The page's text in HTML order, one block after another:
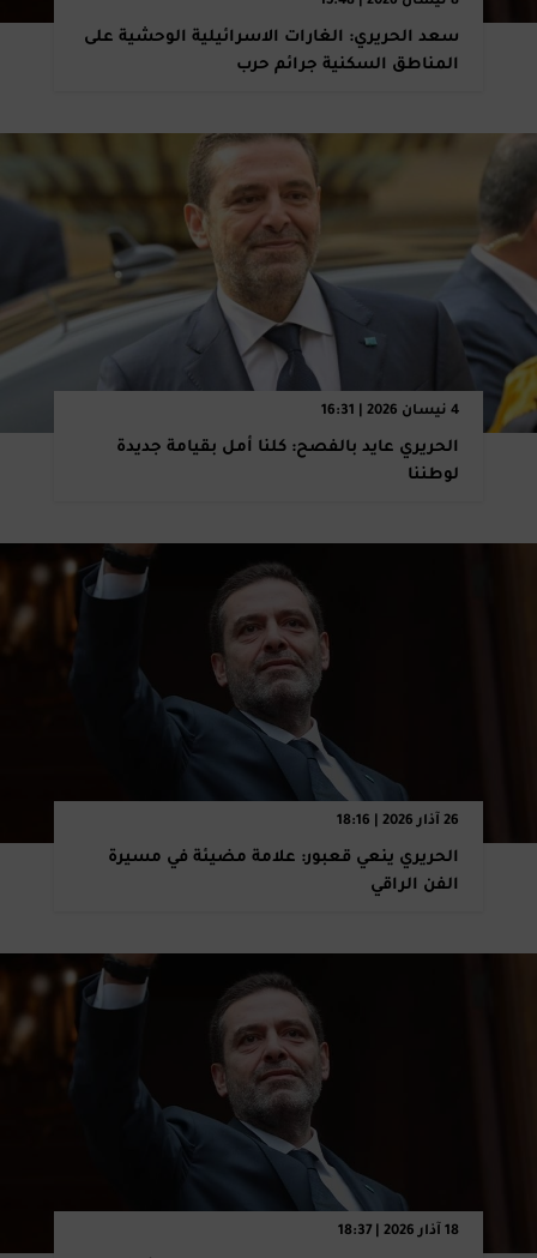
سعد الحريري: الغارات الاسرائيلية الوحشية على
المناطق السكنية جرائم حرب
4 نيسان 2026 | 16:31
الحريري عايد بالفصح: كلنا أمل بقيامة جديدة
لوطننا
26 آذار 2026 | 18:16
الحريري ينعي قعبور: علامة مضيئة في مسيرة
الفن الراقي
18 آذار 2026 | 18:37